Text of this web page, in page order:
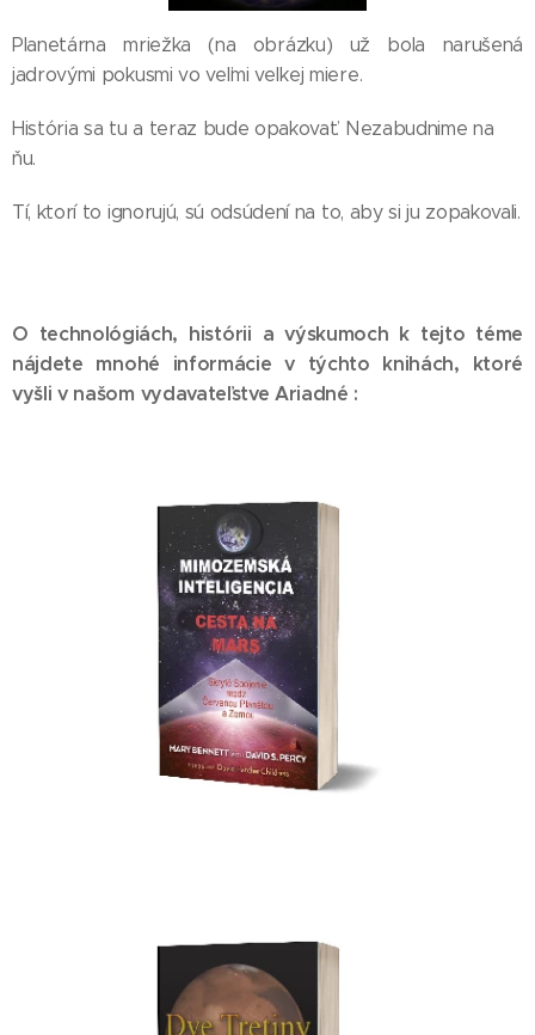
Planetárna mriežka (na obrázku) už bola narušená
jadrovými pokusmi vo veľmi veľkej miere.
História sa tu a teraz bude opakovať. Nezabudnime na
ňu.
Tí, ktorí to ignorujú, sú odsúdení na to, aby si ju zopakovali.
O technológiách, histórii a výskumoch k tejto téme
nájdete mnohé informácie v týchto knihách, ktoré
vyšli v našom vydavateľstve Ariadné :